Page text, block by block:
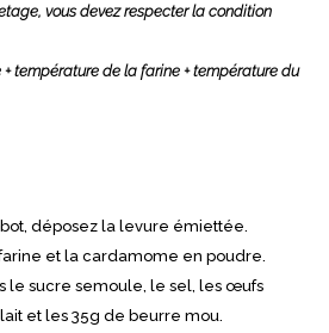
vous devez respecter la condition
température de la farine + température du
déposez la levure émiettée.
et la cardamome en poudre.
le sucre semoule, le sel, les œufs
et les 35g de beurre mou.